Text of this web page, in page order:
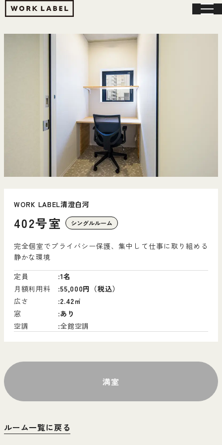
WORK LABEL清澄白河
402号室 シングルルーム
完全個室でプライバシー保護、集中して仕事に取り組める
静かな環境
定員
1名
月額利用料
55,000円（税込）
広さ
2.42㎡
窓
あり
空調
全館空調
満室
ルーム一覧に戻る